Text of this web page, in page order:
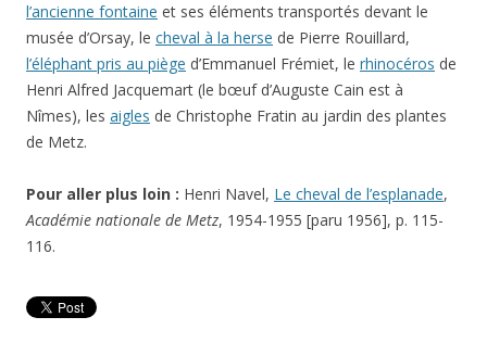
l’ancienne fontaine et ses éléments transportés devant le
musée d’Orsay, le cheval à la herse de Pierre Rouillard,
l’éléphant pris au piège d’Emmanuel Frémiet, le rhinocéros de
Henri Alfred Jacquemart (le bœuf d’Auguste Cain est à
Nîmes), les aigles de Christophe Fratin au jardin des plantes
de Metz.
Pour aller plus loin : Henri Navel, Le cheval de l’esplanade,
Académie nationale de Metz, 1954-1955 [paru 1956], p. 115-
116.